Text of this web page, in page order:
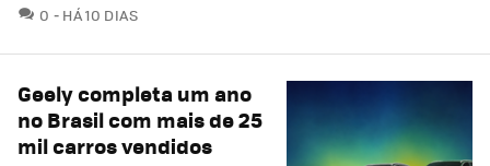
0 COMENTÁRIOS
HÁ 10 DIAS
Geely completa um ano
no Brasil com mais de 25
mil carros vendidos